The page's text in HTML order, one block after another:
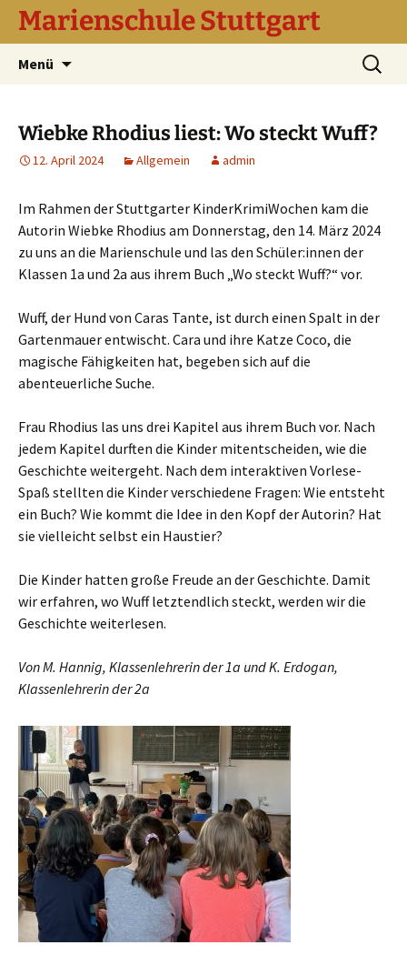
Marienschule Stuttgart
Menü
Suchen
nach:
Wiebke Rhodius liest: Wo steckt Wuff?
12. April 2024 Allgemein admin
Im Rahmen der Stuttgarter KinderKrimiWochen kam die
Autorin Wiebke Rhodius am Donnerstag, den 14. März 2024
zu uns an die Marienschule und las den Schüler:innen der
Klassen 1a und 2a aus ihrem Buch „Wo steckt Wuff?“ vor.
Wuff, der Hund von Caras Tante, ist durch einen Spalt in der
Gartenmauer entwischt. Cara und ihre Katze Coco, die
magische Fähigkeiten hat, begeben sich auf die
abenteuerliche Suche.
Frau Rhodius las uns drei Kapitel aus ihrem Buch vor. Nach
jedem Kapitel durften die Kinder mitentscheiden, wie die
Geschichte weitergeht. Nach dem interaktiven Vorlese-
Spaß stellten die Kinder verschiedene Fragen: Wie entsteht
ein Buch? Wie kommt die Idee in den Kopf der Autorin? Hat
sie vielleicht selbst ein Haustier?
Die Kinder hatten große Freude an der Geschichte. Damit
wir erfahren, wo Wuff letztendlich steckt, werden wir die
Geschichte weiterlesen.
Von M. Hannig, Klassenlehrerin der 1a und K. Erdogan,
Klassenlehrerin der 2a